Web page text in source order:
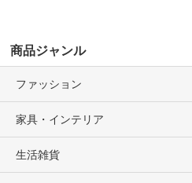
商品ジャンル
ファッション
家具・インテリア
生活雑貨